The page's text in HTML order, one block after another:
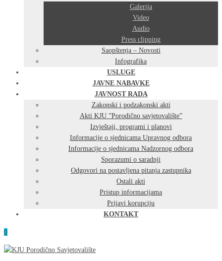
Galerija
Video
Audio
Press clipping
Saopštenja – Novosti
Infografika
USLUGE
JAVNE NABAVKE
JAVNOST RADA
Zakonski i podzakonski akti
Akti KJU ”Porodično savjetovalište”
Izvještaji, programi i planovi
Informacije o sjednicama Upravnog odbora
Informacije o sjednicama Nadzornog odbora
Sporazumi o saradnji
Odgovori na postavljena pitanja zastupnika
Ostali akti
Pristup informacijama
Prijavi korupciju
KONTAKT
0